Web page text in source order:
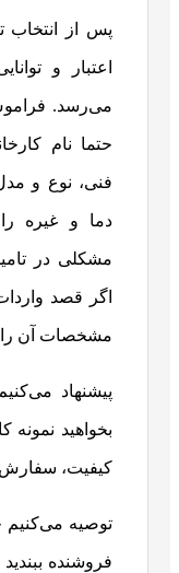
پس از انتخاب
اعتبار و
می‌رسد.
حتما نام
فنی، نوع و مدل
دما و غیره را
مشکلی در
اگر قصد
مشخصات آن را
پیشنهاد
بخواهید نمونه
کیفیت، سفارش
توصیه می‌کنیم
فروشنده